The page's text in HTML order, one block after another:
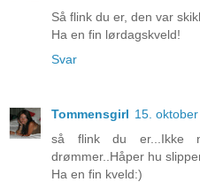
Så flink du er, den var
Ha en fin lørdagskveld!
Svar
Tommensgirl 15.
så flink du er...Ikke
drømmer..Håper hu
Ha en fin kveld:)